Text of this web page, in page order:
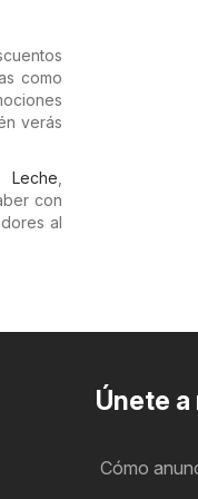
como
verás
Leche
con
al
Únete
Cómo